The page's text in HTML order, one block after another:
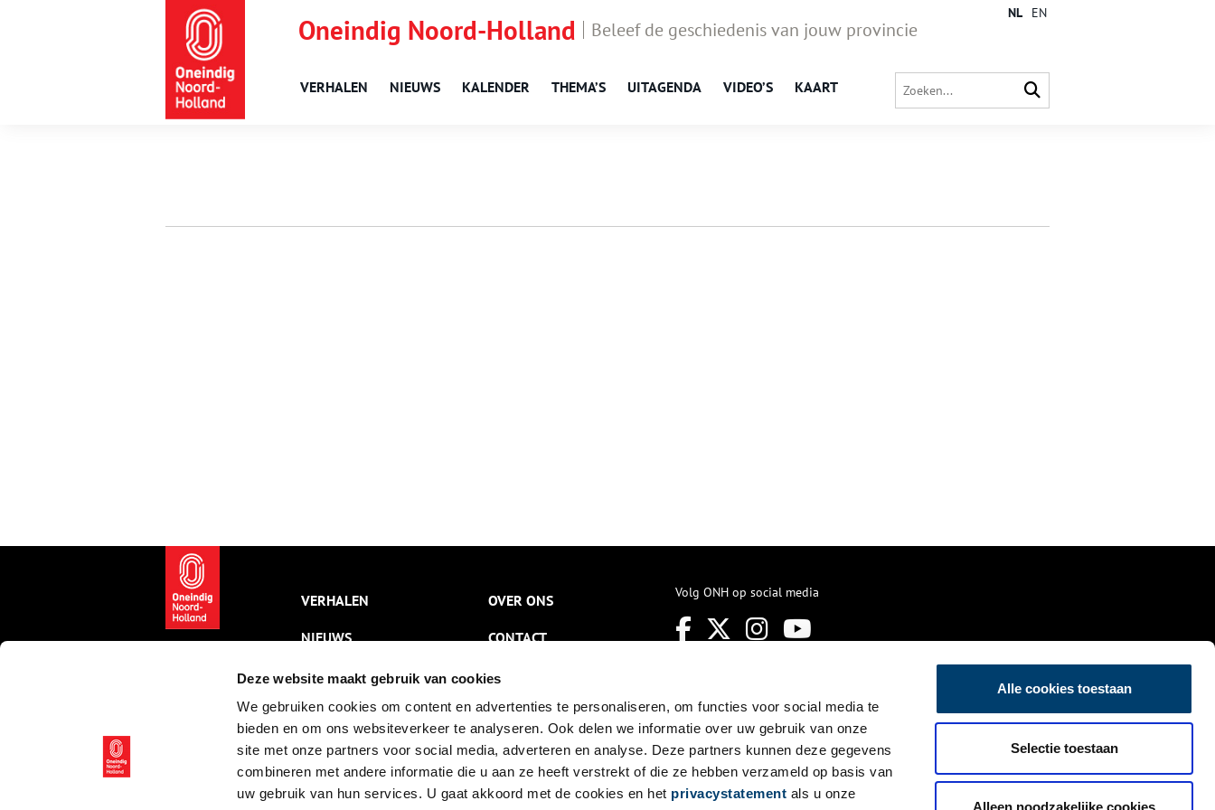
Deze website maakt gebruik van cookies
We gebruiken cookies om content en advertenties te personaliseren, om functies voor social media te
bieden en om ons websiteverkeer te analyseren. Ook delen we informatie over uw gebruik van onze
site met onze partners voor social media, adverteren en analyse. Deze partners kunnen deze gegevens
combineren met andere informatie die u aan ze heeft verstrekt of die ze hebben verzameld op basis van
uw gebruik van hun services. U gaat akkoord met de cookies en het privacystatement als u onze
Alle cookies toestaan
Selectie toestaan
Alleen noodzakelijke cookies
Oneindig Noord-Holland Beleef de geschiedenis van jouw provincie
VERHALEN NIEUWS KALENDER THEMA’S UITAGENDA VIDEO’S KAART
NL EN
VERHALEN
NIEUWS
KALENDER
THEMA’S
ACTIVITEITEN
VIDEO’S
OVER ONS
CONTACT
NIEUWSBRIEF
DISCLAIMER
PRIVACY
TOEGANKELIJKHEID
Volg ONH op social media